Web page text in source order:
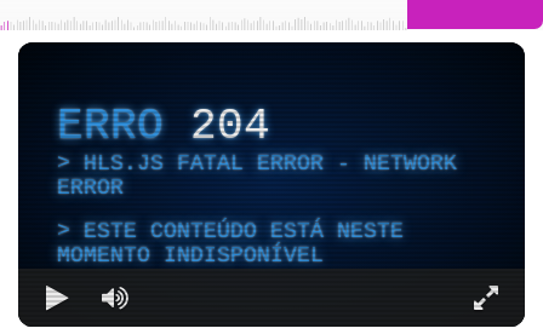
ERRO204
HLS.JS FATAL ERROR - NETWORK
ERROR
ESTE CONTEÚDO ESTÁ NESTE
MOMENTO INDISPONÍVEL